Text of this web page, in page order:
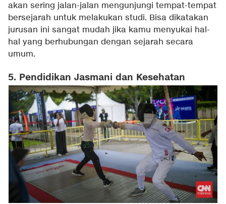
akan sering jalan-jalan mengunjungi tempat-tempat
bersejarah untuk melakukan studi. Bisa dikatakan
jurusan ini sangat mudah jika kamu menyukai hal-
hal yang berhubungan dengan sejarah secara
umum.
5. Pendidikan Jasmani dan Kesehatan